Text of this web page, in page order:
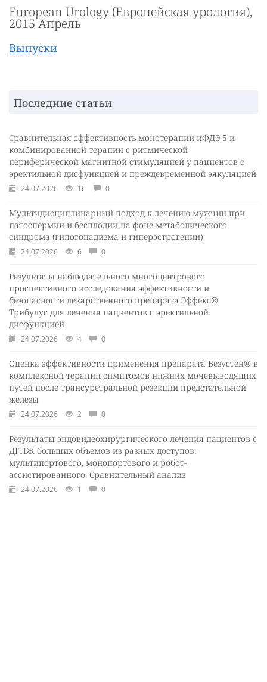
European Urology (Европейская урология),
2015 Апрель
Выпуски
Последние статьи
Сравнительная эффективность монотерапии иФДЭ-5 и
комбинированной терапии с ритмической
периферической магнитной стимуляцией у пациентов с
эректильной дисфункцией и преждевременной эякуляцией
24.07.2026 16 0
Мультидисциплинарный подход к лечению мужчин при
патоспермии и бесплодии на фоне метаболического
синдрома (гипогонадизма и гиперэстрогении)
24.07.2026 6 0
Результаты наблюдательного многоцентрового
проспективного исследования эффективности и
безопасности лекарственного препарата Эффекс®
Трибулус для лечения пациентов с эректильной
дисфункцией
24.07.2026 4 0
Оценка эффективности применения препарата Везустен® в
комплексной терапии симптомов нижних мочевыводящих
путей после трансуретральной резекции предстательной
железы
24.07.2026 2 0
Результаты эндовидеохирургического лечения пациентов с
ДГПЖ больших объемов из разных доступов:
мультипортового, монопортового и робот-
ассистированного. Сравнительный анализ
24.07.2026 1 0